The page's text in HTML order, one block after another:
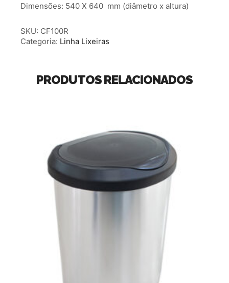
Dimensões: 540 X 640 mm (diâmetro x altura)
SKU: CF100R
Categoria: Linha Lixeiras
PRODUTOS RELACIONADOS